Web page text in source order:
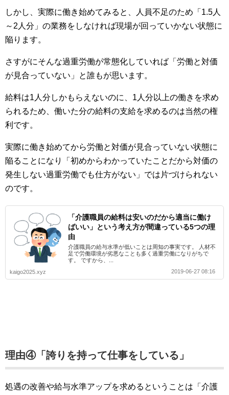
しかし、実際に働き始めてみると、人員不足のため「1.5人
～2人分」の業務をしなければ現場が回っていかない状態に
陥ります。
さすがにそんな過重労働が常態化していれば「労働と対価
が見合っていない」と誰もが思います。
給料は1人分しかもらえないのに、1人分以上の働きを求め
られるため、働いた分の給料の支給を求めるのは当然の権
利です。
実際に働き始めてから労働と対価が見合っていない状態に
陥ることになり「初めからわかっていたことだから対価の
発生しない過重労働でも仕方がない」では片づけられない
のです。
「介護職員の給料は安いのだから適当に働け
ばいい」という考え方が間違っている5つの理
由
介護職員の給与水準が低いことは周知の事実です。 人材不
足で労働環境が劣悪なことも多く過重労働になりがちで
す。 ですから、...
kaigo2025.xyz
2019-06-27 08:16
理由④「誇りを持って仕事をしている」
処遇の改善や給与水準アップを求めるということは「介護